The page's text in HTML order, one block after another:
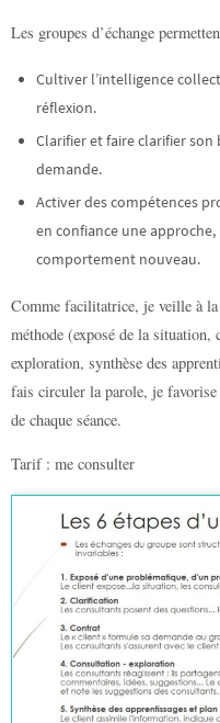
Les groupes d’échange
Cultiver l’intelligence
réflexion.
Clarifier et faire clarifier
demande.
Activer des compétences
en confiance une
comportement nouveau.
Comme facilitatrice, je veille à
méthode (exposé de la
exploration, synthèse des
fais circuler la parole, je
de chaque séance.
Tarif : me consulter